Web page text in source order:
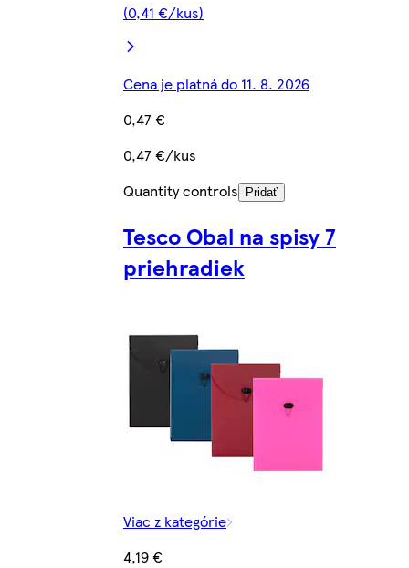
(0,41 €/kus)
Cena je platná do 11. 8. 2026
0,47 €
0,47 €/kus
Quantity controls
Pridať
Tesco Obal na spisy 7
priehradiek
Viac z kategórie
4,19 €